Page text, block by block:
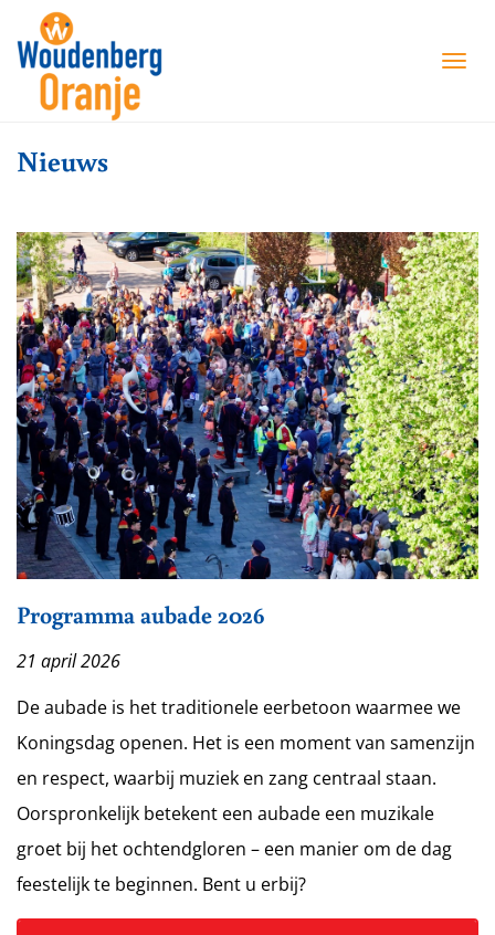
T
A
V
I
G
A
T
I
O
N
Nieuws
Programma aubade 2026
21 april 2026
De aubade is het traditionele eerbetoon waarmee we
Koningsdag openen. Het is een moment van samenzijn
en respect, waarbij muziek en zang centraal staan.
Oorspronkelijk betekent een aubade een muzikale
groet bij het ochtendgloren – een manier om de dag
feestelijk te beginnen. Bent u erbij?